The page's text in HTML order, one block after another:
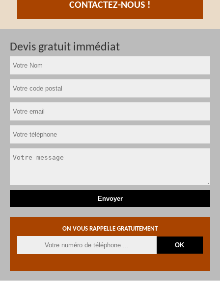
CONTACTEZ-NOUS !
Devis gratuit immédiat
ON VOUS RAPPELLE GRATUITEMENT